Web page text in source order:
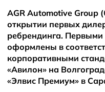
AGR Automotive
открытии первых
ребрендинга.
оформлены в
корпоративными
«Авилон» на
«Элвис Премиум» в